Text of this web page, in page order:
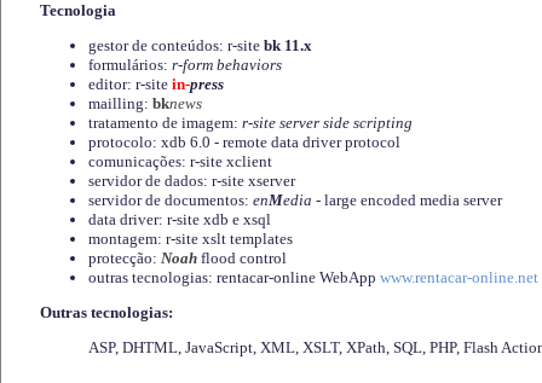
Tecnologia
gestor de conteúdos: r-site bk 11.x
formulários: r-form behaviors
editor: r-site in-press
mailling: bknews
tratamento de imagem: r-site server side scripting
protocolo: xdb 6.0 - remote data driver protocol
comunicações: r-site xclient
servidor de dados: r-site xserver
servidor de documentos: enMedia - large encoded media server
data driver: r-site xdb e xsql
montagem: r-site xslt templates
protecção: Noah flood control
outras tecnologias: rentacar-online WebApp www.rentacar-online.net
Outras tecnologias:
ASP, DHTML, JavaScript, XML, XSLT, XPath, SQL, PHP, Flash